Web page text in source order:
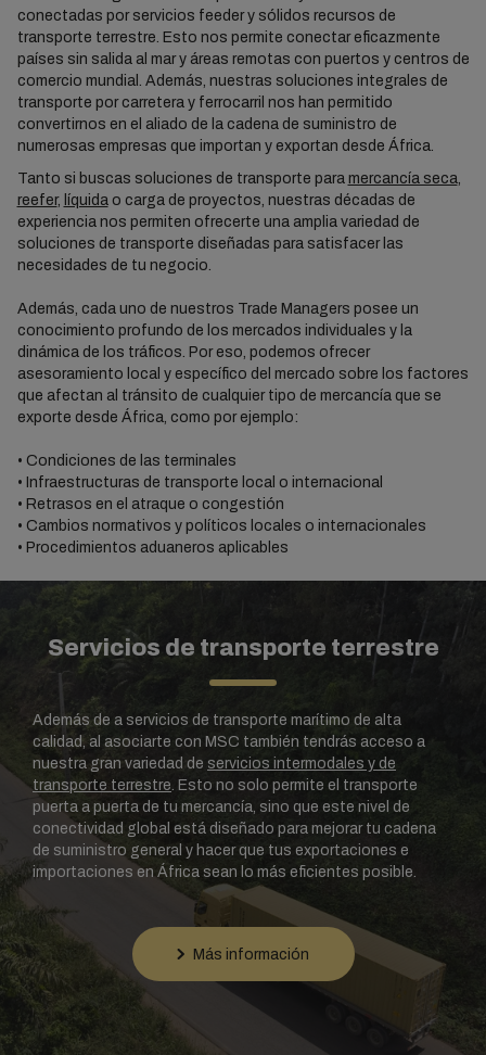
conectadas por servicios feeder y sólidos recursos de
transporte terrestre. Esto nos permite conectar eficazmente
países sin salida al mar y áreas remotas con puertos y centros de
comercio mundial. Además, nuestras soluciones integrales de
transporte por carretera y ferrocarril nos han permitido
convertirnos en el aliado de la cadena de suministro de
numerosas empresas que importan y exportan desde África.
Tanto si buscas soluciones de transporte para mercancía seca,
reefer, líquidao carga de proyectos, nuestras décadas de
experiencia nos permiten ofrecerte una amplia variedad de
soluciones de transporte diseñadas para satisfacer las
necesidades de tu negocio.
Además, cada uno de nuestros Trade Managers posee un
conocimiento profundo de los mercados individuales y la
dinámica de los tráficos. Por eso, podemos ofrecer
asesoramiento local y específico del mercado sobre los factores
que afectan al tránsito de cualquier tipo de mercancía que se
exporte desde África, como por ejemplo:
• Condiciones de las terminales
• Infraestructuras de transporte local o internacional
• Retrasos en el atraque o congestión
• Cambios normativos y políticos locales o internacionales
• Procedimientos aduaneros aplicables
Servicios de transporte terrestre
Además de a servicios de transporte marítimo de alta
calidad, al asociarte con MSC también tendrás acceso a
nuestra gran variedad de servicios intermodales y de
transporte terrestre. Esto no solo permite el transporte
puerta a puerta de tu mercancía, sino que este nivel de
conectividad global está diseñado para mejorar tu cadena
de suministro general y hacer que tus exportaciones e
importaciones en África sean lo más eficientes posible.
Nuestras ofertas intermodales están respaldadas además
por nuestra red de almacenes, lo que nos permite ofrecer
instalaciones integrales de almacenamiento y embalaje.
Para empresas ubicadas en Sudáfrica, también ofrecemos
soluciones de almacenamiento frigorífico
mejorar aún más tus soluciones logísticas de la cadena de
frío.
Más información